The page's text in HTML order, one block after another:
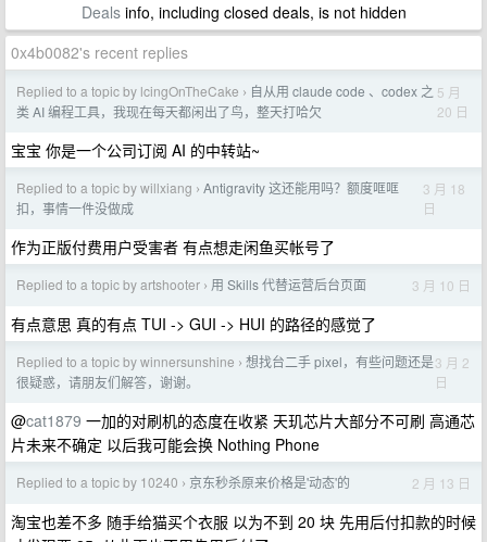
Dealsinfo, including closed deals, is not hidden
0x4b0082's recent replies
Replied to a topic by lcingOnTheCake › 自从用 claude code 、codex 之
类 AI 编程工具，我现在每天都闲出了鸟，整天打哈欠
5 月
20 日
宝宝 你是一个公司订阅 AI 的中转站~
Replied to a topic by willxiang › Antigravity 这还能用吗？额度哐哐
扣，事情一件没做成
3 月 18
日
作为正版付费用户受害者 有点想走闲鱼买帐号了
Replied to a topic by artshooter › 用 Skills 代替运营后台页面 3 月 10 日
有点意思 真的有点 TUI -> GUI -> HUI 的路径的感觉了
Replied to a topic by winnersunshine › 想找台二手 pixel，有些问题还是
很疑惑，请朋友们解答，谢谢。
3 月 2
日
@cat1879 一加的对刷机的态度在收紧 天玑芯片大部分不可刷 高通芯
片未来不确定 以后我可能会换 Nothing Phone
Replied to a topic by 10240 › 京东秒杀原来价格是'动态'的 2 月 13 日
淘宝也差不多 随手给猫买个衣服 以为不到 20 块 先用后付扣款的时候